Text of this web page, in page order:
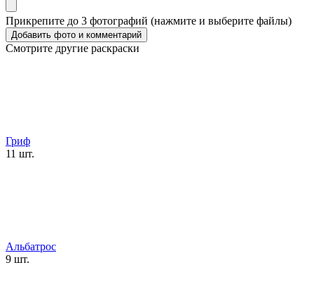
Прикрепите до 3 фотографий (нажмите и выберите файлы)
Смотрите другие раскраски
Гриф
11 шт.
Альбатрос
9 шт.